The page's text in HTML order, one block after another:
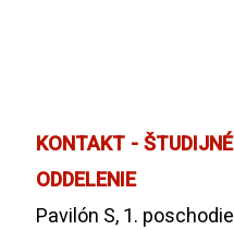
KONTAKT - ŠTUDIJNÉ
ODDELENIE
Pavilón S, 1. poschodie